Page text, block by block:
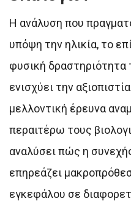
Η ανάλυση που
υπόψη την ηλικία, το
φυσική
ενισχύει την
μελλοντική έρευνα
περαιτέρω τους
αναλύσει πώς η
επηρεάζει
εγκεφάλου σε